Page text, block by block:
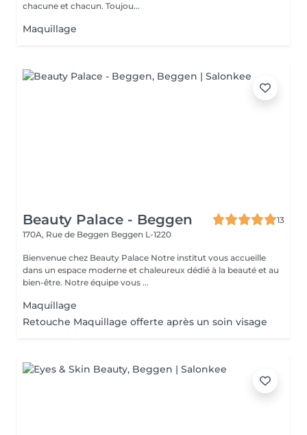
chacune et chacun. Toujou...
Maquillage
Beauty Palace - Beggen
13
170A, Rue de Beggen Beggen L-1220
Bienvenue chez Beauty Palace Notre institut vous accueille
dans un espace moderne et chaleureux dédié à la beauté et au
bien-être. Notre équipe vous ...
Maquillage
Retouche Maquillage offerte après un soin visage